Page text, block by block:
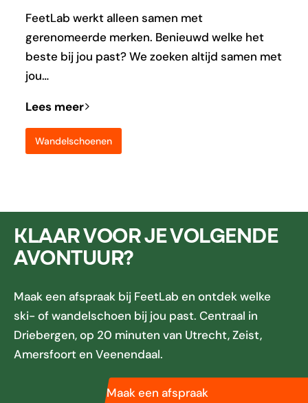
FeetLab werkt alleen samen met
gerenomeerde merken. Benieuwd welke het
beste bij jou past? We zoeken altijd samen met
jou…
Lees meer
Wandelschoenen
KLAAR VOOR JE VOLGENDE
AVONTUUR?
Maak een afspraak bij FeetLab en ontdek welke
ski- of wandelschoen bij jou past. Centraal in
Driebergen, op 20 minuten van Utrecht, Zeist,
Amersfoort en Veenendaal.
Maak een afspraak